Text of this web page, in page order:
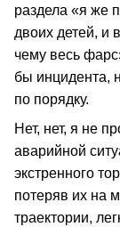
раздела «я же
двоих детей, и
чему весь
бы инцидента,
по порядку.
Нет, нет, я не
аварийной
экстренного
потеряв их на
траектории,